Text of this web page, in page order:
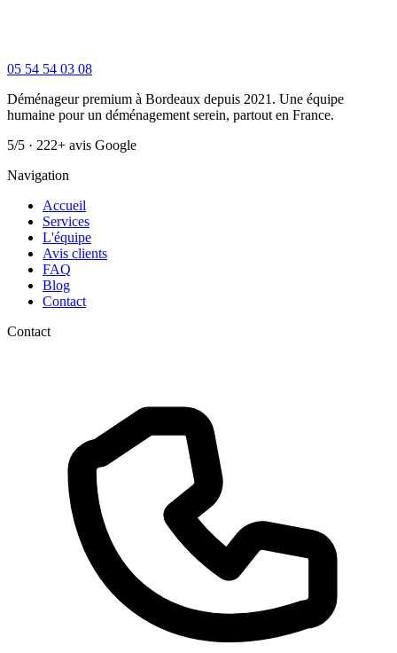
05 54 54 03 08
Déménageur premium à Bordeaux depuis 2021. Une équipe
humaine pour un déménagement serein, partout en France.
5/5 · 222+ avis Google
Navigation
Accueil
Services
L'équipe
Avis clients
FAQ
Blog
Contact
Contact